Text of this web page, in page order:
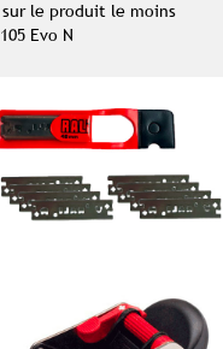
le produit le moins
Evo N